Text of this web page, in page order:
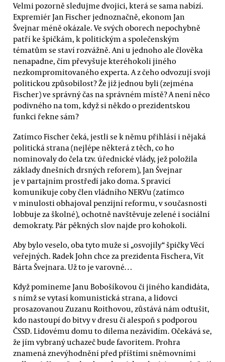
Velmi pozorně sledujme dvojici, která se sama nabízí.
Expremiér Jan Fischer jednoznačně, ekonom Jan
Švejnar méně okázale. Ve svých oborech nepochybně
patří ke špičkám, k politickým a společenským
tématům se staví rozvážně. Ani u jednoho ale člověka
nenapadne, čím převyšuje kteréhokoli jiného
nezkompromitovaného experta. A z čeho odvozují svoji
politickou způsobilost? Že již jednou byli (zejména
Fischer) ve správný čas na správném místě? A není něco
podivného na tom, když si někdo o prezidentskou
funkci řekne sám?
Zatímco Fischer čeká, jestli se k němu přihlásí i nějaká
politická strana (nejlépe některá z těch, co ho
nominovaly do čela tzv. úřednické vlády, jež položila
základy dnešních drsných reforem), Jan Švejnar
je v partajním prostředí jako doma. S pravicí
komunikuje coby člen vládního NERVu (zatímco
v minulosti obhajoval penzijní reformu, v současnosti
lobbuje za školné), ochotně navštěvuje zelené i sociální
demokraty. Pár pěkných slov najde pro kohokoli.
Aby bylo veselo, oba tyto muže si „osvojily“ špičky Věcí
veřejných. Radek John chce za prezidenta Fischera, Vít
Bárta Švejnara. Už to je varovné…
Když pomineme Janu Bobošíkovou či jiného kandidáta,
s nímž se vytasí komunistická strana, a lidovci
prosazovanou Zuzanu Roithovou, zůstává nám odtušit,
kdo nastoupí do bitvy v dresu či alespoň s podporou
ČSSD. Lidovému domu to dilema nezávidím. Očekává se,
že jím vybraný uchazeč bude favoritem. Prohra
znamená znevýhodnění před příštími sněmovními